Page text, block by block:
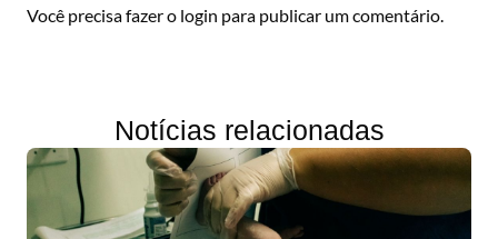
Você precisa fazer o login para publicar um comentário.
Notícias relacionadas